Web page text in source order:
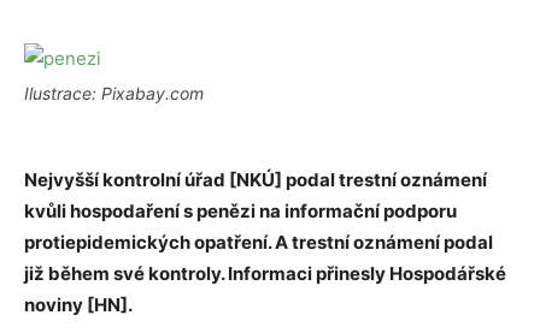
Ilustrace: Pixabay.com
Nejvyšší kontrolní úřad [NKÚ] podal trestní oznámení
kvůli hospodaření s penězi na informační podporu
protiepidemických opatření. A trestní oznámení podal
již během své kontroly. Informaci přinesly Hospodářské
noviny [HN].